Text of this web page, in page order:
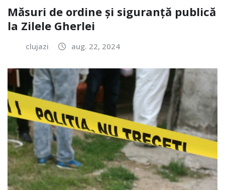
Măsuri de ordine și siguranță publică
la Zilele Gherlei
clujazi aug. 22, 2024